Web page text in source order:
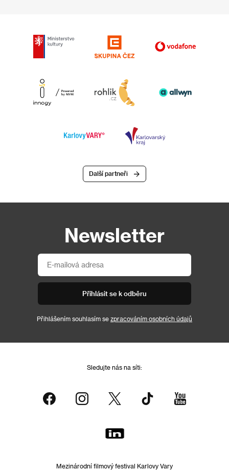
Další partneři
Newsletter
Přihlásit se k odběru
Přihlášením souhlasím se zpracováním osobních údajů
Sledujte nás na síti:
Mezinárodní filmový festival Karlovy Vary